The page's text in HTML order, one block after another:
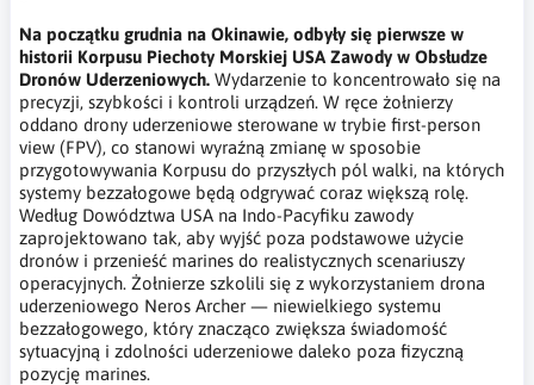
Na początku grudnia na Okinawie, odbyły się pierwsze w
historii Korpusu Piechoty Morskiej USA Zawody w Obsłudze
Dronów Uderzeniowych. Wydarzenie to koncentrowało się na
precyzji, szybkości i kontroli urządzeń. W ręce żołnierzy
oddano drony uderzeniowe sterowane w trybie first-person
view (FPV), co stanowi wyraźną zmianę w sposobie
przygotowywania Korpusu do przyszłych pól walki, na których
systemy bezzałogowe będą odgrywać coraz większą rolę.
Według Dowództwa USA na Indo-Pacyfiku zawody
zaprojektowano tak, aby wyjść poza podstawowe użycie
dronów i przenieść marines do realistycznych scenariuszy
operacyjnych. Żołnierze szkolili się z wykorzystaniem drona
uderzeniowego Neros Archer — niewielkiego systemu
bezzałogowego, który znacząco zwiększa świadomość
sytuacyjną i zdolności uderzeniowe daleko poza fizyczną
pozycję marines.